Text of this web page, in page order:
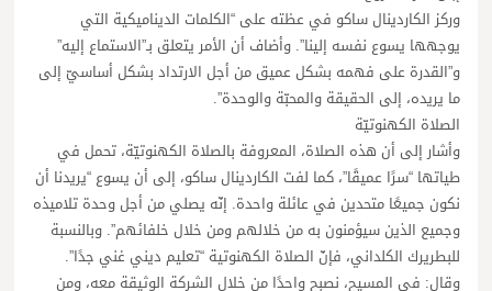
وركز الكاردينال ساكو في عظته على “الكلمات الديناميكية التي
يوجهها يسوع نفسه إلينا”. وأضاف أن الأمر يتعلق بـ”الاستماع إليه”
و”القدرة على فهمه بشكل عميق من أجل الارتداد بشكل أساسيّ إلى
ما يريده، إلى الحقيقة والمحبّة والوحدة”.
الصلاة الكهنوتيّة
وأشار إلى أن هذه الصلاة، المعروفة بالصلاة الكهنوتيّة، تحمل في
طياتها “سرًا عميقًا”، كما لفت الكاردينال ساكو، إلى أن يسوع “يريدنا أن
نكون جميعًا متحدين في عائلة واحدة. إنّه يصلي من أجل وحدة تلاميذه
وجميع الذين سيؤمنون به من خلالهم ومن خلال خلفائهم”. وبالنسبة
للبطريرك الكلداني، فإنّ الصلاة الكهنوتية “تعليم ديني غني جدًا”.
وقال: في المسيح، نصبح واحدًا من خلال الشركة الوثيقة معه، ومن